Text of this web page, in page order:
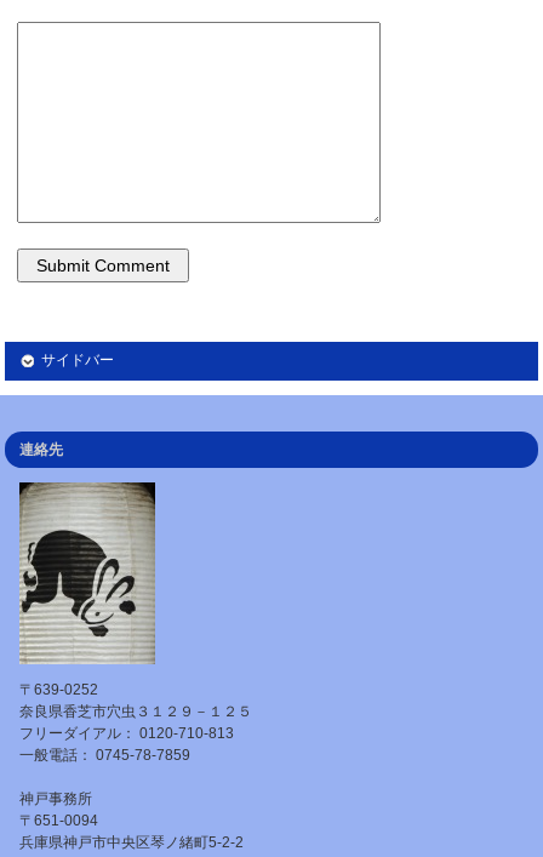
サイドバー
連絡先
〒639-0252
奈良県香芝市穴虫３１２９－１２５
フリーダイアル： 0120-710-813
一般電話： 0745-78-7859
神戸事務所
〒651-0094
兵庫県神戸市中央区琴ノ緒町5-2-2